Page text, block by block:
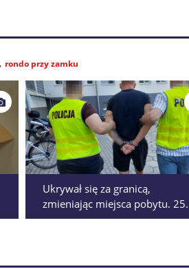
rondo przy zamku
Ukrywał się za granicą,
zmieniając miejsca pobytu. 25-
latek zatrzymany w rodzinnym